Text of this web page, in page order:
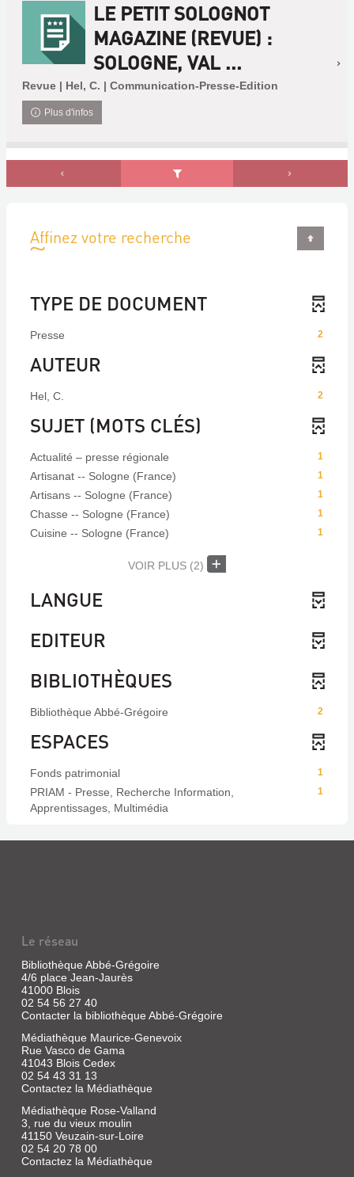
LE PETIT SOLOGNOT
MAGAZINE (REVUE) :
SOLOGNE, VAL ...
Revue | Hel, C. | Communication-Presse-Edition
Plus d'infos
Affinez votre recherche
TYPE DE DOCUMENT
2
Presse
AUTEUR
2
Hel, C.
SUJET (MOTS CLÉS)
1
Actualité – presse régionale
1
Artisanat -- Sologne (France)
1
Artisans -- Sologne (France)
1
Chasse -- Sologne (France)
1
Cuisine -- Sologne (France)
VOIR PLUS (2)
LANGUE
EDITEUR
BIBLIOTHÈQUES
2
Bibliothèque Abbé-Grégoire
ESPACES
1
Fonds patrimonial
1
PRIAM - Presse, Recherche Information,
Apprentissages, Multimédia
Le réseau
Bibliothèque Abbé-Grégoire
4/6 place Jean-Jaurès
41000 Blois
02 54 56 27 40
Contacter la bibliothèque Abbé-Grégoire
Médiathèque Maurice-Genevoix
Rue Vasco de Gama
41043 Blois Cedex
02 54 43 31 13
Contactez la Médiathèque
Médiathèque Rose-Valland
3, rue du vieux moulin
41150 Veuzain-sur-Loire
02 54 20 78 00
Contactez la Médiathèque